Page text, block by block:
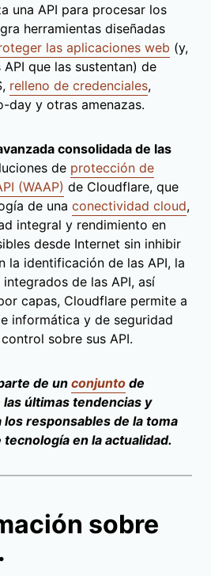
una API para procesar los
herramientas diseñadas
las aplicaciones web (y,
que las sustentan) de
relleno de credenciales,
day y otras amenazas.
consolidada de las
de protección de
(WAAP) de Cloudflare, que
de una conectividad cloud,
integral y rendimiento en
desde Internet sin inhibir
la identificación de las API, la
de las API, así
capas, Cloudflare permite a
informática y de seguridad
sobre sus API.
de unconjunto de
últimas tendencias y
responsables de la toma
en la actualidad.
sobre